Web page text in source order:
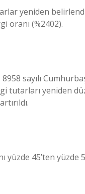
yeniden
oranı (%2402).
sayılı
tutarları yeniden
45’ten yüzde